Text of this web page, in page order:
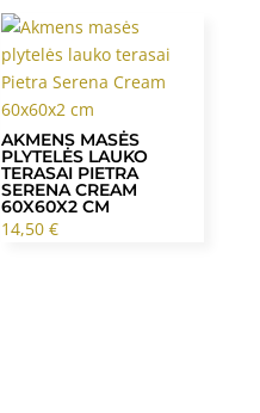
AKMENS MASĖS
PLYTELĖS LAUKO
TERASAI PIETRA
SERENA CREAM
60X60X2 CM
14,50€